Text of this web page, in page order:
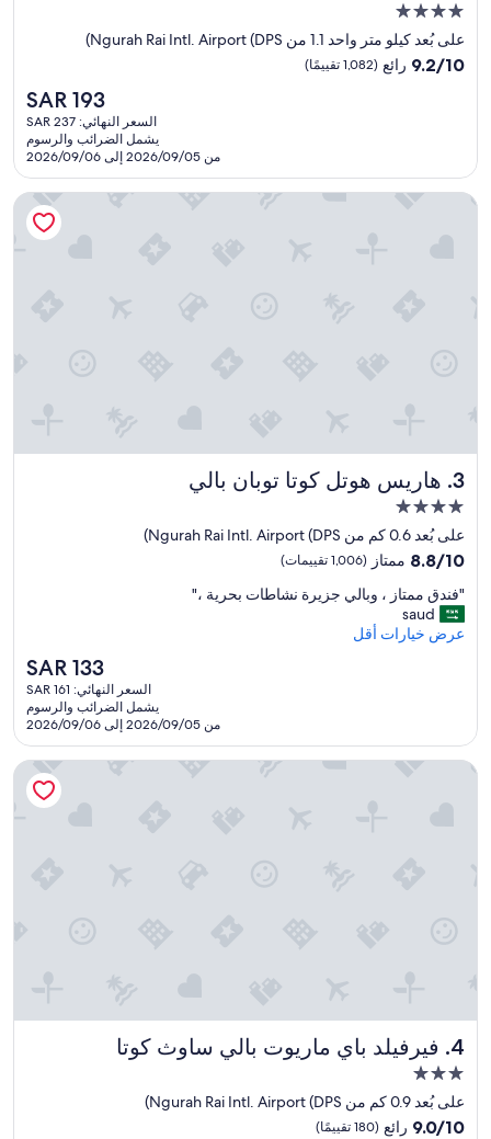
مكان
إقامة
مصنف
على بُعد كيلو متر واحد 1.1 من Ngurah Rai Intl. Airport (DPS)
9.2
9.2/10 رائع (1,082 تقييمًا)
السعر
الحالي
هو
SAR
193
SAR 193
السعر النهائي: SAR 237
يشمل الضرائب والرسوم
من 2026/09/05 إلى 2026/09/06
3. هاريس هوتل كوتا توبان بالي
هاريس هوتل كوتا توبان بالي
مكان
إقامة
مصنف
4.0
نجوم
على بُعد 0.6 كم من Ngurah Rai Intl. Airport (DPS)
8.8
10،
ممتاز،
(1,006
8.8/10 ممتاز (1,006 تقييمات)
"
ف
ن
ا
ش
ا
ط
ت
ب
"فندق ممتاز ، وبالي جزيرة نشاطات بحرية ،"
saud
عرض خيارات أقل
السعر
الحالي
هو
SAR
133
SAR 133
السعر النهائي: SAR 161
يشمل الضرائب والرسوم
من 2026/09/05 إلى 2026/09/06
هاريس هوتل كوتا توبان بالي
4. فيرفيلد باي ماريوت بالي ساوث كوتا
فيرفيلد باي ماريوت بالي ساوث كوتا
مكان
إقامة
مصنف
على بُعد 0.9 كم من Ngurah Rai Intl. Airport (DPS)
9.0
9.0/10 رائع (180 تقييمًا)
فيرفيلد باي ماريوت بالي ساوث كوتا